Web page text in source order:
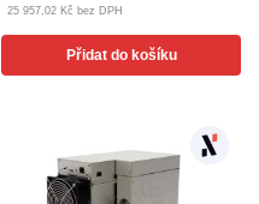
25 957,02 Kč bez DPH
Přidat do košíku